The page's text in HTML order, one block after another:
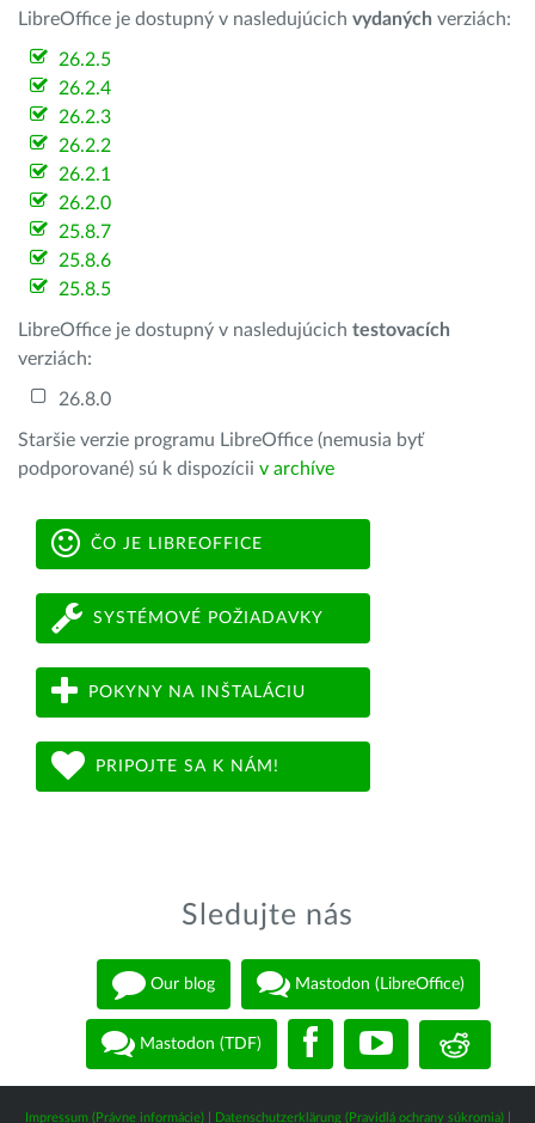
LibreOffice je dostupný v nasledujúcich vydaných verziách:
26.2.5
26.2.4
26.2.3
26.2.2
26.2.1
26.2.0
25.8.7
25.8.6
25.8.5
LibreOffice je dostupný v nasledujúcich testovacích
verziách:
26.8.0
Staršie verzie programu LibreOffice (nemusia byť
podporované) sú k dispozícii v archíve
ČO JE LIBREOFFICE
SYSTÉMOVÉ POŽIADAVKY
POKYNY NA INŠTALÁCIU
PRIPOJTE SA K NÁM!
Sledujte nás
Our blog Mastodon (LibreOffice)
Mastodon (TDF)
Impressum (Právne informácie)| Datenschutzerklärung (Pravidlá ochrany súkromia)|